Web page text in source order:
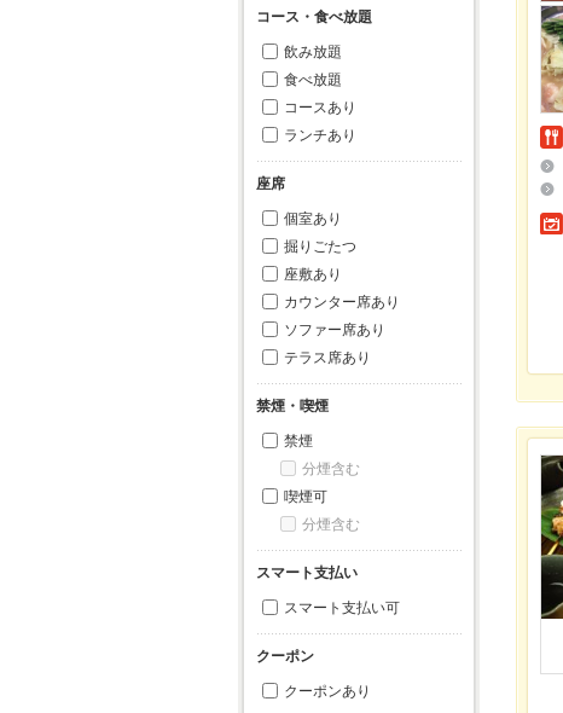
コース・食べ放題
飲み放題
食べ放題
コースあり
ランチあり
座席
個室あり
掘りごたつ
座敷あり
カウンター席あり
ソファー席あり
テラス席あり
禁煙・喫煙
禁煙
分煙含む
喫煙可
分煙含む
スマート支払い
スマート支払い可
クーポン
クーポンあり